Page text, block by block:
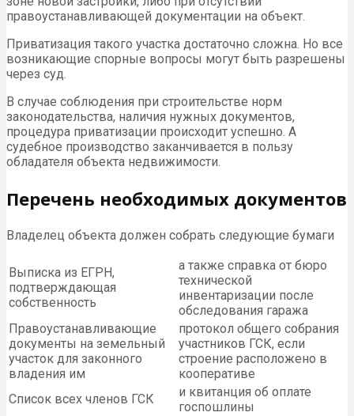
правоустанавливающей документации на объект.
Приватизация такого участка достаточно сложна. Но все
возникающие спорные вопросы могут быть разрешены
через суд.
В случае соблюдения при строительстве норм
законодательства, наличия нужных документов,
процедура приватизации происходит успешно. А
судебное производство заканчивается в пользу
обладателя объекта недвижимости.
Перечень необходимых документов
Владелец объекта должен собрать следующие бумаги
Выписка из ЕГРН,
подтверждающая
собственность
а также справка от бюро
технической
инвентаризации после
обследования гаража
Правоустанавливающие
документы на земельный
участок для законного
владения им
протокол общего собрания
участников ГСК, если
строение расположено в
кооперативе
Список всех членов ГСК
и квитанция об оплате
госпошлины